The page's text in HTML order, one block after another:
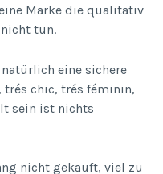
Marke die qualitativ
tun.
eine sichere
trés chic, trés féminin,
sein ist nichts
nicht gekauft, viel zu